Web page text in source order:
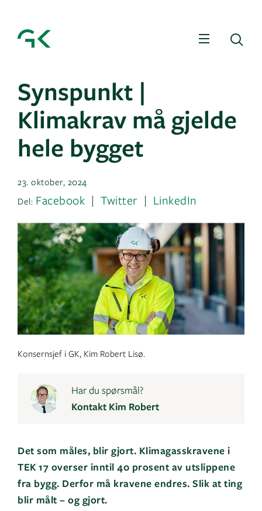
Meny
Synspunkt |
Klimakrav må gjelde
hele bygget
23. oktober, 2024
Del: Facebook Twitter LinkedIn
Konsernsjef i GK, Kim Robert Lisø.
Har du spørsmål?
Kontakt Kim Robert
Det som måles, blir gjort. Klimagasskravene i
TEK 17 overser inntil 40 prosent av utslippene
fra bygg. Derfor må kravene endres. Slik at ting
blir målt – og gjort.